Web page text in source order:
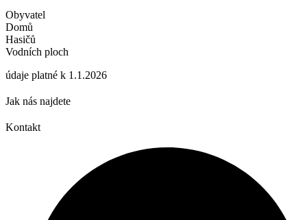
Obyvatel
Domů
Hasičů
Vodních ploch
údaje platné k 1.1.2026
Jak nás najdete
Kontakt